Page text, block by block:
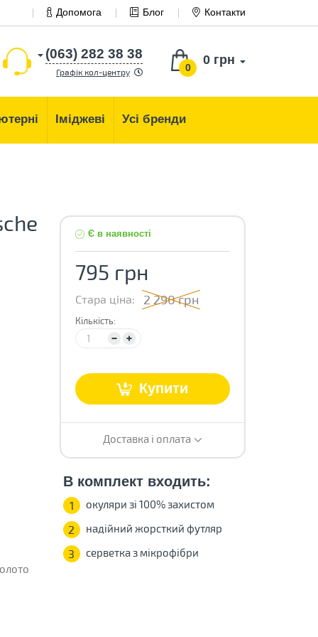
Допомога Блог Контакти
0
0 грн
(063) 282 38 38
Графік кол-центру
Іміджеві Усі бренди
Є в наявності
795 грн
Стара ціна: 2 290 грн
Кількість:
Купити
Доставка і оплата
В комплект входить:
1 окуляри зі 100% захистом
2 надійний жорсткий футляр
3 серветка з мікрофібри